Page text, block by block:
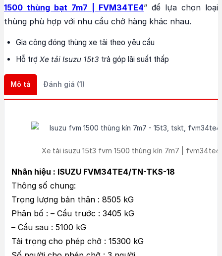
1500 thùng bạt 7m7 | FVM34TE4” để lựa chọn loại
thùng phù hợp với nhu cầu chở hàng khác nhau.
Gia công đóng thùng xe tải theo yêu cầu
Hỗ trợ Xe tải Isuzu 15t3 trả góp lãi suất thấp
Mô tả Đánh giá (1)
Xe tải isuzu 15t3 fvm 1500 thùng kín 7m7 | fvm34te4
Nhãn hiệu : ISUZU FVM34TE4/TN-TKS-18
Thông số chung:
Trọng lượng bản thân : 8505 kG
Phân bố : – Cầu trước : 3405 kG
– Cầu sau : 5100 kG
Tải trọng cho phép chở : 15300 kG